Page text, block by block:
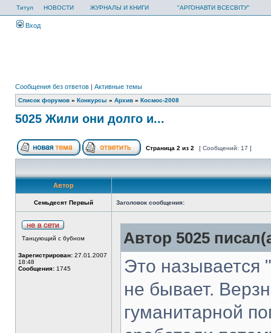
Титул НОВОСТИ ЖУРНАЛЫ И КНИГИ "АРГОНАВТИ ВСЕСВІТУ"
Вход
Сообщения без ответов | Активные темы
Список форумов » Конкурсы » Архив » Космос-2008
5025 Жили они долго и...
Страница 2 из 2 [ Сообщений: 17 ]
Автор
Семьдесят Первый Заголовок сообщения:
Танцующий с бубном
Зарегистрирован: 27.01.2007
18:48
Сообщения: 1745
Автор 5025
Это называется
не бывает.
гуманитарной